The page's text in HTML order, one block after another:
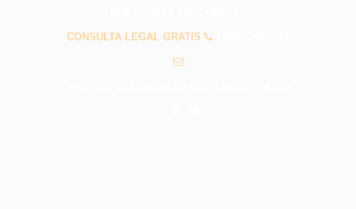
CONSULTA LEGAL GRATIS